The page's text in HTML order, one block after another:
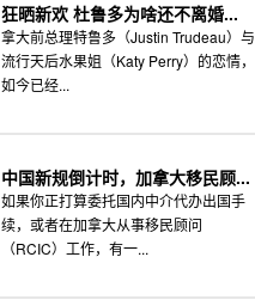
狂晒新欢 杜鲁多为啥还不离婚...
拿大前总理特鲁多（Justin Trudeau）与
流行天后水果姐（Katy Perry）的恋情，
如今已经...
中国新规倒计时，加拿大移民顾...
如果你正打算委托国内中介代办出国手
续，或者在加拿大从事移民顾问
（RCIC）工作，有一...